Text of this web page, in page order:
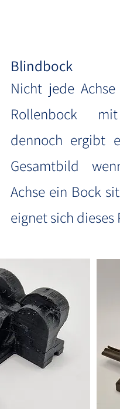
Blindbock
Nicht jede
Rollenbock
dennoch ergibt
Gesamtbild
Achse ein Bock
eignet sich